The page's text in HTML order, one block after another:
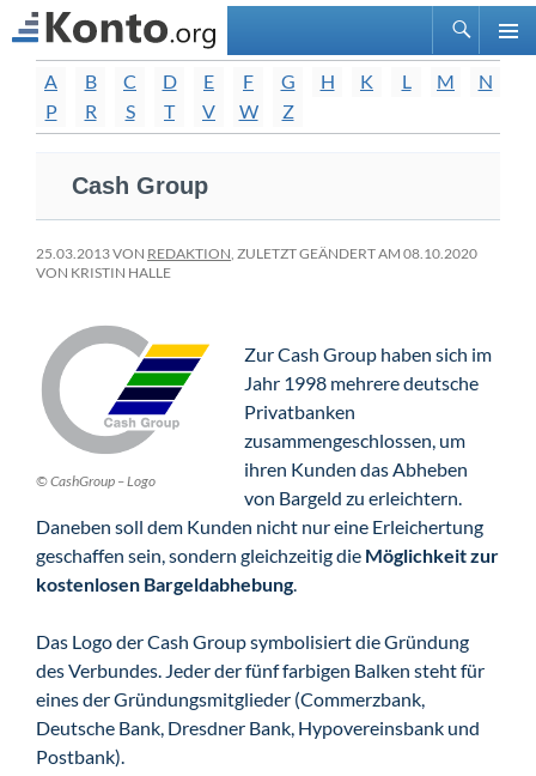
Suchen
MENÜ
springen
A B C D E F G H K L M
N
P
R S T V W Z
Cash Group
25.03.2013 VON REDAKTION, ZULETZT GEÄNDERT AM 08.10.2020
VON KRISTIN HALLE
© CashGroup – Logo
Zur Cash Group haben sich im
Jahr 1998 mehrere deutsche
Privatbanken
zusammengeschlossen, um
ihren Kunden das Abheben
von Bargeld zu erleichtern.
Daneben soll dem Kunden nicht nur eine Erleichertung
geschaffen sein, sondern gleichzeitig die Möglichkeit zur
kostenlosen Bargeldabhebung.
Das Logo der Cash Group symbolisiert die Gründung
des Verbundes. Jeder der fünf farbigen Balken steht für
eines der Gründungsmitglieder (Commerzbank,
Deutsche Bank, Dresdner Bank, Hypovereinsbank und
Postbank).